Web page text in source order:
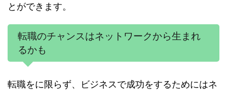
とができます。
転職のチャンスはネットワークから生まれ
るかも
転職をに限らず、ビジネスで成功をするためにはネ